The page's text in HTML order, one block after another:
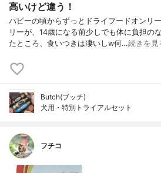
高いけど違う！
パピーの頃からずっとドライフードオンリ
リーが、14歳になる前少しでも体に負担の
たところ、食いつきは凄いしw何…続きを見
Butch(ブッチ)
犬用・特別トライアルセット
フチコ